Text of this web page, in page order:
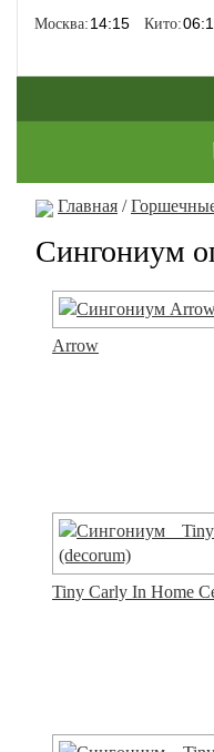
Москва: Кито:
Главная /
Сингониум
Arrow
Tiny Carly In Home